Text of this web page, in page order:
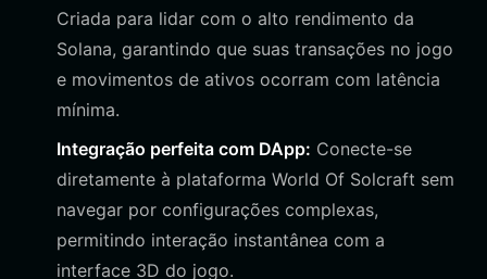
Criada para lidar com o alto rendimento da
Solana, garantindo que suas transações no jogo
e movimentos de ativos ocorram com latência
mínima.
Integração perfeita com DApp: Conecte-se
diretamente à plataforma World Of Solcraft sem
navegar por configurações complexas,
permitindo interação instantânea com a
interface 3D do jogo.